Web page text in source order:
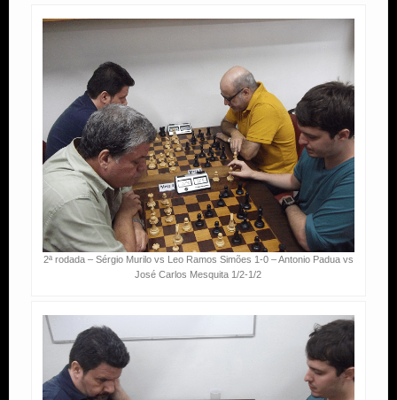
2ª rodada – Sérgio Murilo vs Leo Ramos Simões 1-0 – Antonio Padua vs
José Carlos Mesquita 1/2-1/2